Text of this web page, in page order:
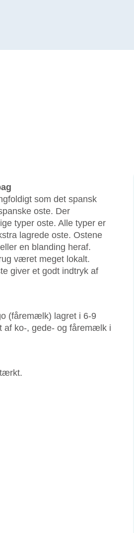
som det spansk
oste. Der
typer oste. Alle typer er
lagrede oste. Ostene
en blanding heraf.
været meget lokalt.
giver et godt indtryk af
(fåremælk) lagret i 6-9
af ko-, gede- og fåremælk i